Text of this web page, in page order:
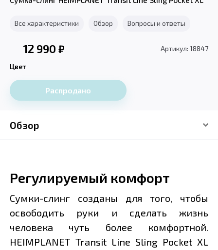
Все характеристики Обзор Вопросы и ответы
12 990 ₽ Артикул: 18847
Цвет
Распродано
Обзор
Регулируемый комфорт
Сумки-слинг созданы для того, чтобы
освободить руки и сделать жизнь
человека чуть более комфортной.
HEIMPLANET Transit Line Sling Pocket XL